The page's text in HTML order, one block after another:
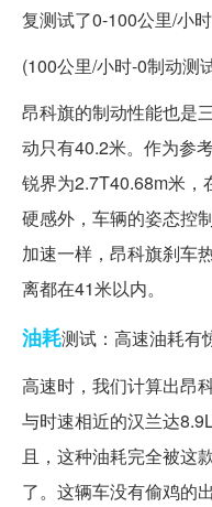
复测试了0-100公里/小
(100公里/小时-0制动测
昂科旗的制动性能也是
动只有40.2米。作为参
锐界为2.7T40.68m米，
硬感外，车辆的姿态控
加速一样，昂科旗刹车
离都在41米以内。
油耗测试：高速油耗有
高速时，我们计算出昂
与时速相近的汉兰达
且，这种油耗完全被这
了。这辆车没有偷鸡的